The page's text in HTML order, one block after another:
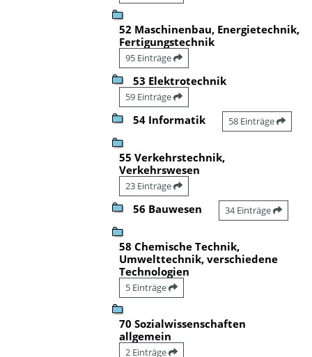
52 Maschinenbau, Energietechnik,
Fertigungstechnik
95 Einträge
53 Elektrotechnik
59 Einträge
54 Informatik 58 Einträge
55 Verkehrstechnik,
Verkehrswesen
23 Einträge
56 Bauwesen 34 Einträge
58 Chemische Technik,
Umwelttechnik, verschiedene
Technologien
5 Einträge
70 Sozialwissenschaften
allgemein
2 Einträge